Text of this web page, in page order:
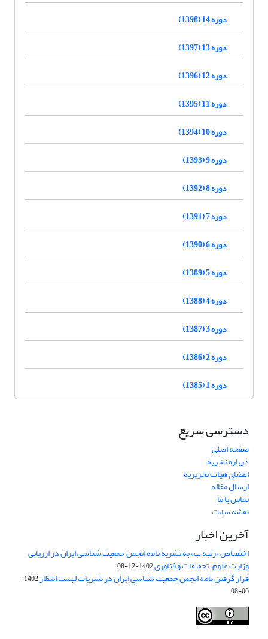
دوره 14 (1398)
دوره 13 (1397)
دوره 12 (1396)
دوره 11 (1395)
دوره 10 (1394)
دوره 9 (1393)
دوره 8 (1392)
دوره 7 (1391)
دوره 6 (1390)
دوره 5 (1389)
دوره 4 (1388)
دوره 3 (1387)
دوره 2 (1386)
دوره 1 (1385)
دسترسی سریع
صفحه اصلی
درباره نشریه
اعضای هیات تحریریه
ارسال مقاله
تماس با ما
نقشه سایت
آخرین اخبار
اختصاص «رتبه ب» به نشریه نامه انجمن جمعیت شناسی ایران در ارزیابی
وزارت علوم، تحقیقات و فناوری1402-12-08
قرار گرفتن نامه انجمن جمعیت شناسی ایران در نشریات لیست انتظار
1402-
06-08